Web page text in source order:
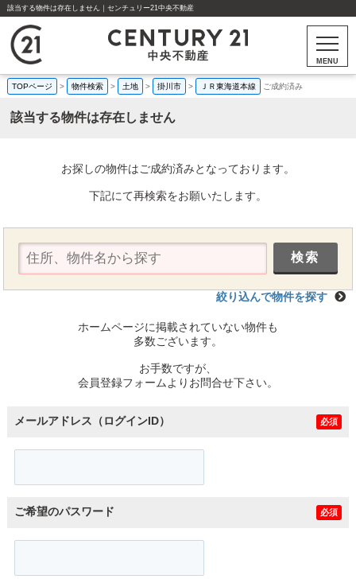
該当する物件は存在しません｜センチュリー21中央不動産
MENU
TOPページ > 物件検索 > 土地 > 掛川市 > ＪＲ東海道本線 ご成約済み
該当する物件は存在しません
お探しの物件はご成約済みとなっております。
下記にて再検索をお願いたします。
絞り込んで物件を探す
ホームページに掲載されていない物件も
多数ございます。
お手数ですが、
会員登録フォームよりお問合せ下さい。
メールアドレス（ログインID） 必須
ご希望のパスワード 必須